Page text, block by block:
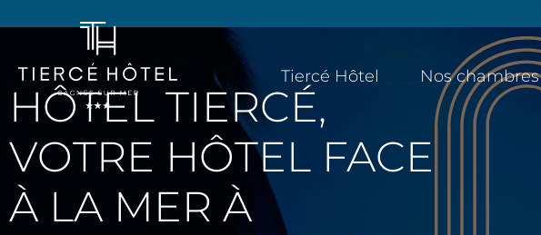
Tiercé Hôtel Nos chambres
HÔTEL TIERCÉ,
VOTRE HÔTEL FACE
À LA MER À